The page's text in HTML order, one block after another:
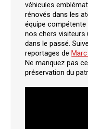
véhicules
rénovés dans les
équipe
nos chers visiteurs
dans le passé.
reportages de
Ne manquez pas
préservation du